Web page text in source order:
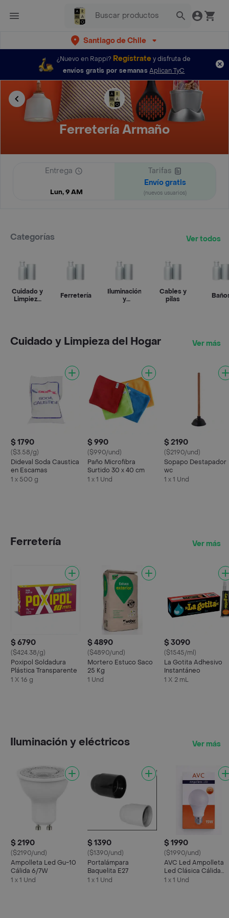
Santiago de Chile
¿Nuevo en Rappi? Regístratey disfruta de
envíos gratis por semanas Aplican TyC
Ferretería Armaño
Entrega
Lun, 9 AM
Tarifas
Envío gratis
(nuevos usuarios)
Categorías Ver todos
Cuidado y
Limpieza
Ferretería
Iluminación
y
Cables y
pilas
Cuidado y Limpieza del Hogar Ver más
$ 1790
($3.58/g)
Dideval Soda Caustica
en Escamas
1 x 500 g
$ 990
($990/und)
Paño Microfibra
Surtido 30 x 40 cm
1 x 1 Und
$ 2190
($2190/und)
Sopapo Destapador
wc
1 x 1 Und
Ferretería Ver más
$ 6790
($424.38/g)
Poxipol Soldadura
Plástica Transparente
1 X 16 g
$ 4890
($4890/und)
Mortero Estuco Saco
25 Kg
1 Und
$ 3090
($1545/ml)
La Gotita Adhesivo
Instantáneo
1 X 2 mL
Iluminación y eléctricos Ver más
$ 2190
($2190/und)
Ampolleta Led Gu-10
Cálida 6/7W
1 x 1 Und
$ 1390
($1390/und)
Portalámpara
Baquelita E27
1 x 1 Und
$ 1990
($1990/und)
AVC Led Ampolleta
Led Clásica Cálida
15W
1 x 1 Und